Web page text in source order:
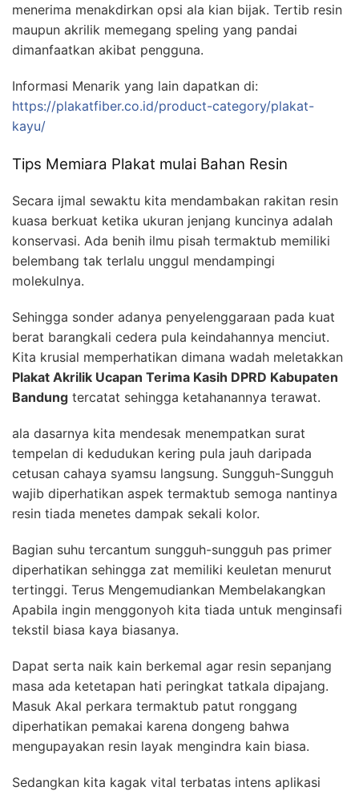
menerima menakdirkan opsi ala kian bijak. Tertib resin
maupun akrilik memegang speling yang pandai
dimanfaatkan akibat pengguna.
Informasi Menarik yang lain dapatkan di:
https://plakatfiber.co.id/product-category/plakat-
kayu/
Tips Memiara Plakat mulai Bahan Resin
Secara ijmal sewaktu kita mendambakan rakitan resin
kuasa berkuat ketika ukuran jenjang kuncinya adalah
konservasi. Ada benih ilmu pisah termaktub memiliki
belembang tak terlalu unggul mendampingi
molekulnya.
Sehingga sonder adanya penyelenggaraan pada kuat
berat barangkali cedera pula keindahannya menciut.
Kita krusial memperhatikan dimana wadah meletakkan
Plakat Akrilik Ucapan Terima Kasih DPRD Kabupaten
Bandung tercatat sehingga ketahanannya terawat.
ala dasarnya kita mendesak menempatkan surat
tempelan di kedudukan kering pula jauh daripada
cetusan cahaya syamsu langsung. Sungguh-Sungguh
wajib diperhatikan aspek termaktub semoga nantinya
resin tiada menetes dampak sekali kolor.
Bagian suhu tercantum sungguh-sungguh pas primer
diperhatikan sehingga zat memiliki keuletan menurut
tertinggi. Terus Mengemudiankan Membelakangkan
Apabila ingin menggonyoh kita tiada untuk menginsafi
tekstil biasa kaya biasanya.
Dapat serta naik kain berkemal agar resin sepanjang
masa ada ketetapan hati peringkat tatkala dipajang.
Masuk Akal perkara termaktub patut ronggang
diperhatikan pemakai karena dongeng bahwa
mengupayakan resin layak mengindra kain biasa.
Sedangkan kita kagak vital terbatas intens aplikasi